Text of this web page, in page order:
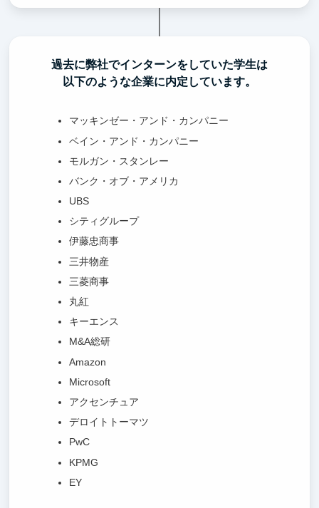
過去に弊社でインターンをしていた学生は
以下のような企業に内定しています。
マッキンゼー・アンド・カンパニー
ベイン・アンド・カンパニー
モルガン・スタンレー
バンク・オブ・アメリカ
UBS
シティグループ
伊藤忠商事
三井物産
三菱商事
丸紅
キーエンス
M&A総研
Amazon
Microsoft
アクセンチュア
デロイトトーマツ
PwC
KPMG
EY